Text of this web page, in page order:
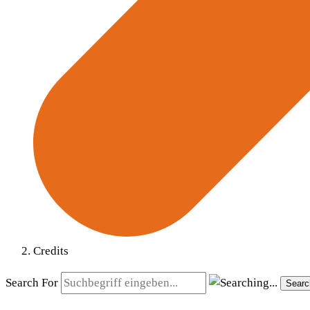
Credits
Search For